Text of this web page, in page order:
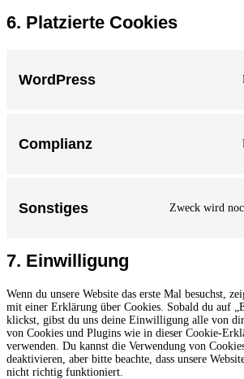
6. Platzierte Cookies
WordPress
Complianz
Sonstiges Zweck wird
7. Einwilligung
Wenn du unsere Website das erste Mal besuchst,
mit einer Erklärung über Cookies. Sobald du auf
klickst, gibst du uns deine Einwilligung alle von
von Cookies und Plugins wie in dieser Cookie-
verwenden. Du kannst die Verwendung von
deaktivieren, aber bitte beachte, dass unsere
nicht richtig funktioniert.